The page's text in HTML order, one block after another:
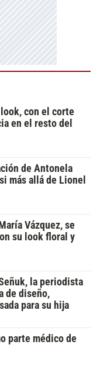
con el corte
en el resto del
de Antonela
más allá de Lionel
Vázquez, se
su look floral y
la periodista
de diseño,
para su hija
parte médico de